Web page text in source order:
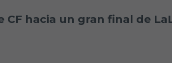
CF hacia un gran final de